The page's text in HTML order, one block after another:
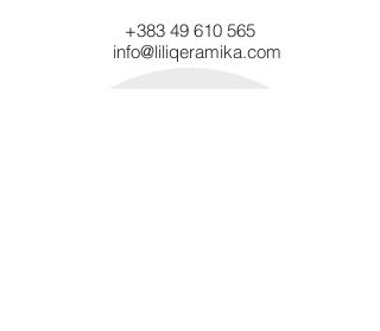
info@liliqeramika.com
+383 49 610 565